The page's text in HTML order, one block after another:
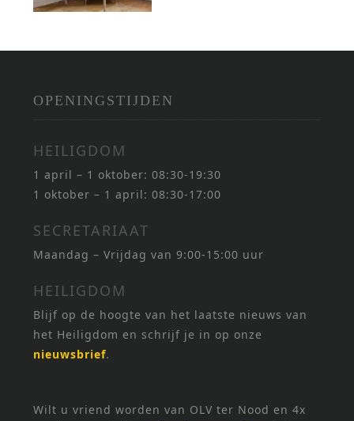
OPENINGSTIJDEN
HEILIGDOM
1 april – 1 oktober: 08:30-19:30
1 oktober – 1 april: 08:30-17:00
SECRETARIAAT
Maandag – Vrijdag van 9:00-15:00 uur
HEILIGDOM
Blijf op de hoogte van het laatste nieuws van
het Heiligdom en schrijf je in op onze
nieuwsbrief.
Wilt u vriend worden van OLV ter Nood en 4x